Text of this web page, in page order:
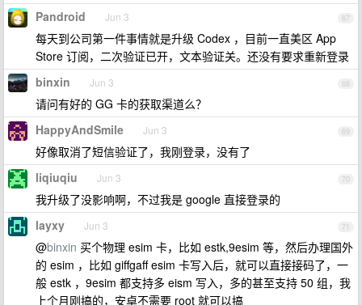
67
Pandroid Jun 3
每天到公司第一件事情就是升级 Codex ，目前一直美区 App
Store 订阅，二次验证已开，文本验证关。还没有要求重新登录
68
binxin Jun 3
请问有好的 GG 卡的获取渠道么？
69
HappyAndSmile Jun 3
好像取消了短信验证了，我刚登录，没有了
70
liqiuqiu Jun 3
我升级了没影响啊，不过我是 google 直接登录的
71
layxy Jun 3
@binxin 买个物理 esim 卡，比如 estk,9esim 等，然后办理国外
的 esim ，比如 giffgaff esim 卡写入后，就可以直接接码了，一
般 estk ，9esim 都支持多 eism 写入，多的甚至支持 50 组，我
上个月刚搞的，安卓不需要 root 就可以搞